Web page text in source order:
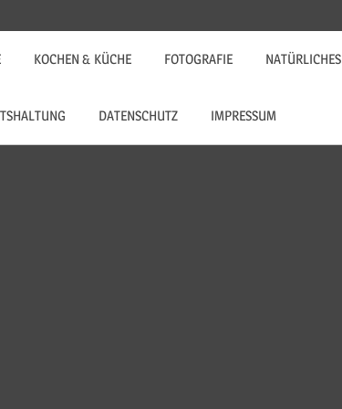
KOCHEN & KÜCHE FOTOGRAFIE NATÜRLICHES
DATENSCHUTZ IMPRESSUM